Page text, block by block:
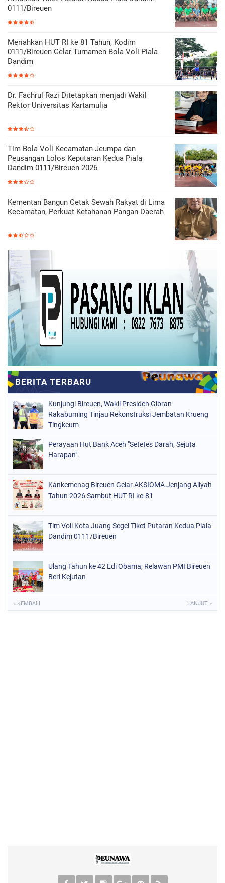
0111/Bireuen
Meriahkan HUT RI ke 81 Tahun, Kodim
0111/Bireuen Gelar Turnamen Bola Voli Piala
Dandim
Dr. Fachrul Razi Ditetapkan menjadi Wakil
Rektor Universitas Kartamulia
Tim Bola Voli Kecamatan Jeumpa dan
Peusangan Lolos Keputaran Kedua Piala
Dandim 0111/Bireuen 2026
Kementan Bangun Cetak Sewah Rakyat di Lima
Kecamatan, Perkuat Ketahanan Pangan Daerah
Kunjungi Bireuen, Wakil Presiden Gibran
Rakabuming Tinjau Rekonstruksi Jembatan Krueng
Tingkeum
Perayaan Hut Bank Aceh "Setetes Darah, Sejuta
Harapan".
Kankemenag Bireuen Gelar AKSIOMA Jenjang Aliyah
Tahun 2026 Sambut HUT RI ke-81
Tim Voli Kota Juang Segel Tiket Putaran Kedua Piala
Dandim 0111/Bireuen
Ulang Tahun ke 42 Edi Obama, Relawan PMI Bireuen
Beri Kejutan
« KEMBALI LANJUT »